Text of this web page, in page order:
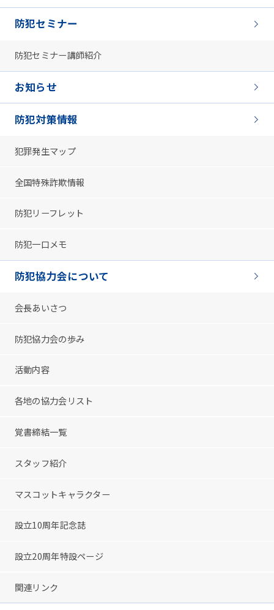
防犯セミナー
防犯セミナー講師紹介
お知らせ
防犯対策情報
犯罪発生マップ
全国特殊詐欺情報
防犯リーフレット
防犯一口メモ
防犯協力会について
会長あいさつ
防犯協力会の歩み
活動内容
各地の協力会リスト
覚書締結一覧
スタッフ紹介
マスコットキャラクター
設立10周年記念誌
設立20周年特設ページ
関連リンク